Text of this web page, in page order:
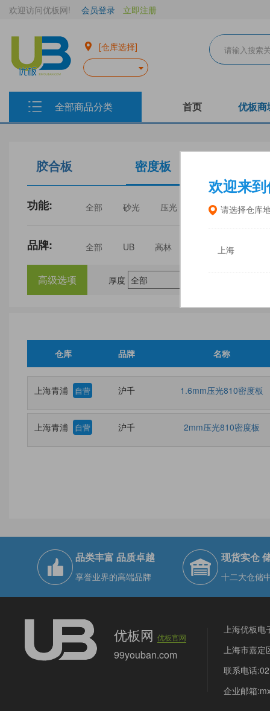
欢迎来到
请选择仓库
上海
欢迎访问优板网! 会员登录 立即注册
[仓库选择]
全部商品分类 首页 优板商
胶合板 密度板
功能: 全部 砂光 压光 家具 门板
品牌: 全部 UB 高林 中福
三威
建瓯福人
高级选项 厚度
仓库 品牌 名称
上海青浦 自营 沪千 1.6mm压光810密度板
上海青浦 自营 沪千 2mm压光810密度板
品类丰富 品质卓越
享誉业界的高端品牌
现货实仓
十二大仓储
优板网优板官网
99youban.com
上海优板电
上海市嘉定
联系电话
企业邮箱